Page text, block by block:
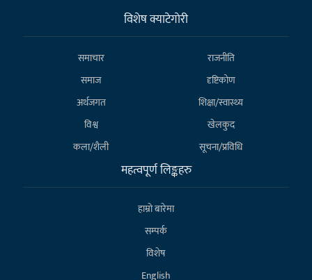
विशेष क्याटेगाेरी
समाचार
राजनीति
समाज
दृष्टिकोण
अर्थजगत
शिक्षा/स्वास्थ्य
विश्व
खेलकुद
कला/शैली
सूचना/प्रविधि
महत्वपूर्ण लिङ्कहरु
हाम्राे बारेमा
सम्पर्क
विशेष
English